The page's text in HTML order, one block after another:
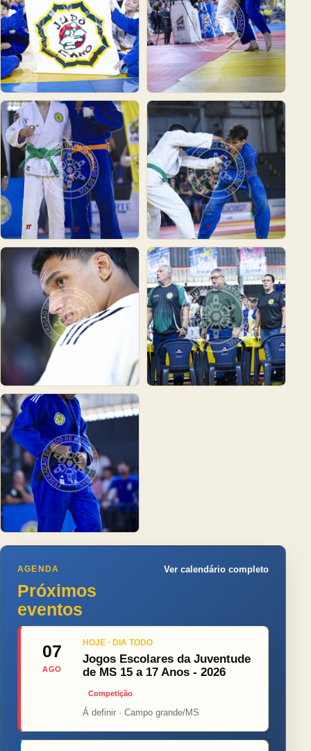
AGENDA
Próximos
eventos
Ver calendário completo
07
AGO
HOJE · DIA TODO
Jogos Escolares da Juventude
de MS 15 a 17 Anos - 2026
Competição
Á definir · Campo grande/MS